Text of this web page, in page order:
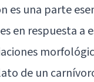
es una parte
en respuesta a
de un